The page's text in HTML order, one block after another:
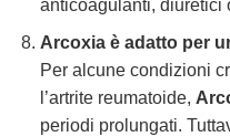
anticoagulanti, diuretici
Arcoxiaè adatto per
Per alcune condizioni
l’artrite reumatoide,
periodi prolungati.